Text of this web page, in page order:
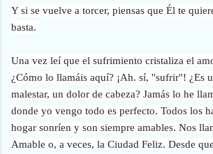
Y si se vuelve a torcer, piensas que Él te
basta.
Una vez leí que el sufrimiento cristaliza el
¿Cómo lo llamáis aquí? ¡Ah. sí, ''sufrir''! ¿Es
malestar, un dolor de cabeza? Jamás lo he
donde yo vengo todo es perfecto. Todos los
hogar sonríen y son siempre amables. Nos
Amable o, a veces, la Ciudad Feliz. Desde